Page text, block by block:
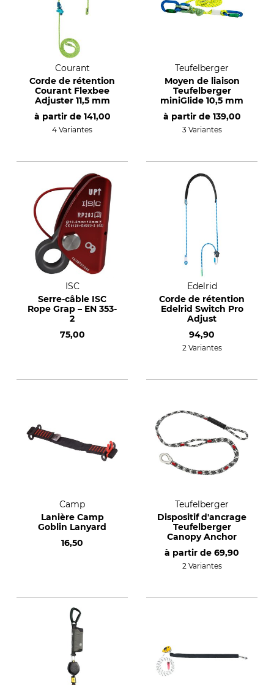
Courant
Corde de rétention
Courant Flexbee
Adjuster 11,5 mm
à partir de 141,00
4 Variantes
Teufelberger
Moyen de liaison
Teufelberger
miniGlide 10,5 mm
à partir de 139,00
3 Variantes
ISC
Serre-câble ISC
Rope Grap – EN 353-
2
75,00
Edelrid
Corde de rétention
Edelrid Switch Pro
Adjust
94,90
2 Variantes
Camp
Lanière Camp
Goblin Lanyard
16,50
Teufelberger
Dispositif d'ancrage
Teufelberger
Canopy Anchor
à partir de 69,90
2 Variantes